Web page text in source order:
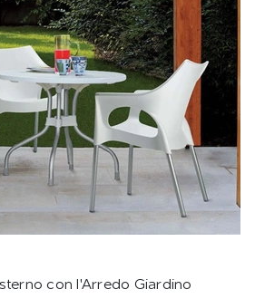
con l'Arredo Giardino